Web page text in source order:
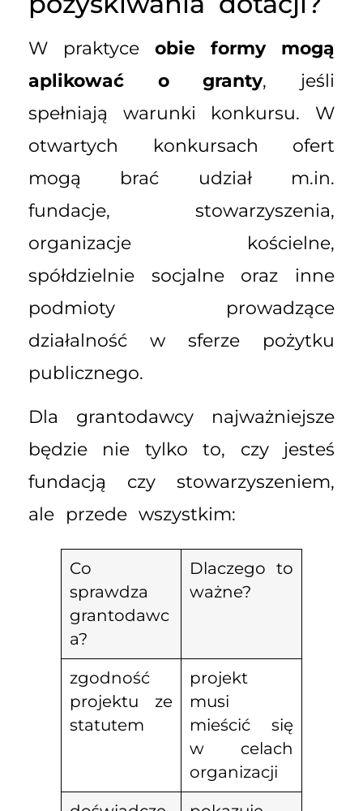
W praktyce obie formy mogą
aplikować o granty, jeśli
spełniają warunki konkursu. W
otwartych konkursach ofert
mogą brać udział m.in.
fundacje, stowarzyszenia,
organizacje kościelne,
spółdzielnie socjalne oraz inne
podmioty prowadzące
działalność w sferze pożytku
publicznego.
Dla grantodawcy najważniejsze
będzie nie tylko to, czy jesteś
fundacją czy stowarzyszeniem,
ale przede wszystkim:
Co
sprawdza
grantodawc
a?
Dlaczego to
ważne?
zgodność
projektu ze
statutem
projekt
musi
mieścić się
w celach
organizacji